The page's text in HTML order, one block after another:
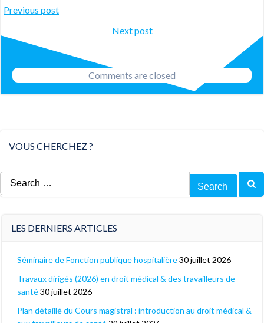
Post
navigation
Previous post
Post
navigation
Next post
Comments are closed
VOUS CHERCHEZ ?
Search
for:
LES DERNIERS ARTICLES
Séminaire de Fonction publique hospitalière30 juillet 2026
Travaux dirigés (2026) en droit médical & des travailleurs de
santé30 juillet 2026
Plan détaillé du Cours magistral : introduction au droit médical &